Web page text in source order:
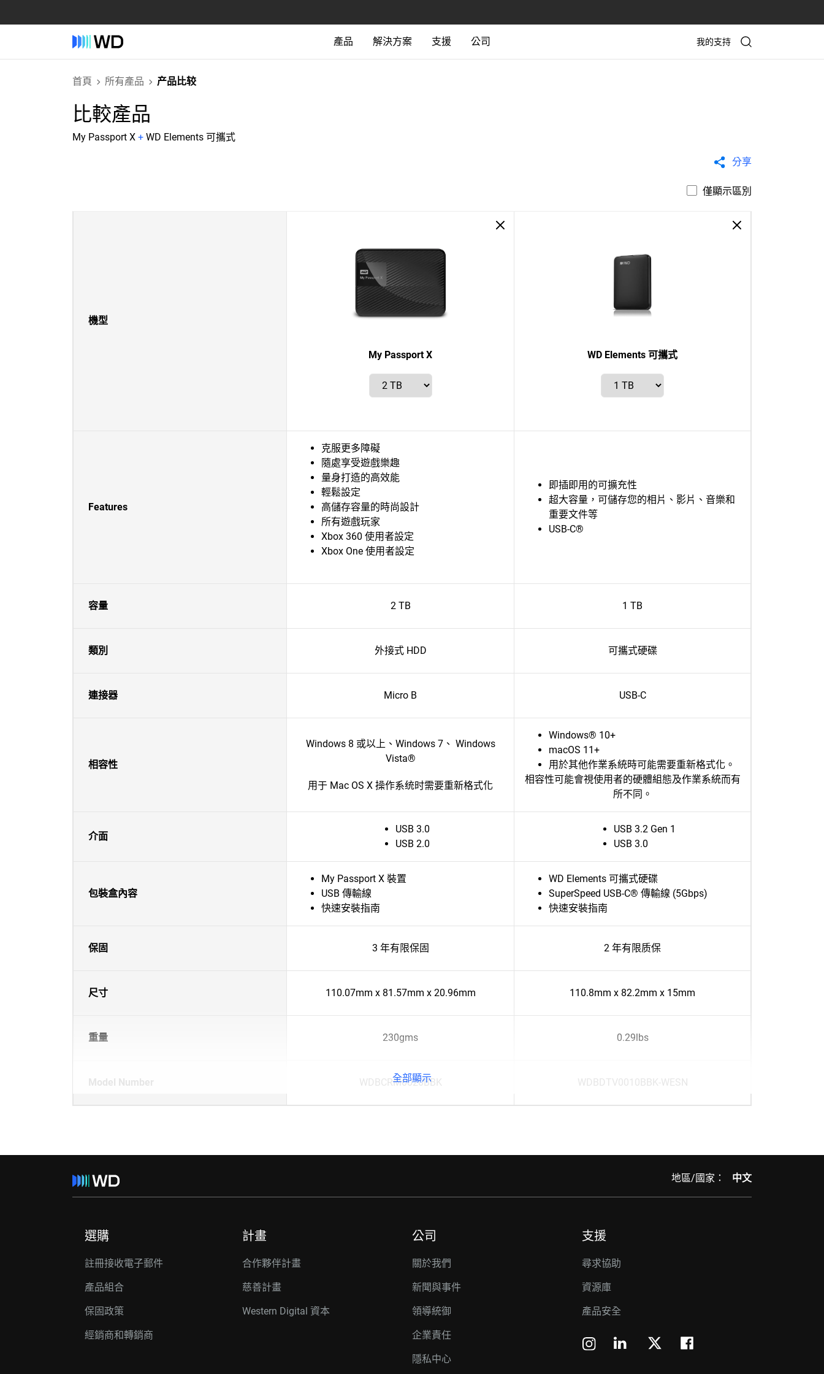
產品 解決方案 支援 公司 我的支持
首頁 所有產品 产品比较
比較產品
My Passport X + WD Elements 可攜式
分享
僅顯示區別
機型
My Passport X WD Elements 可攜式
Features
克服更多障礙
隨處享受遊戲樂趣
量身打造的高效能
輕鬆設定
高儲存容量的時尚設計
所有遊戲玩家
Xbox 360 使用者設定
Xbox One 使用者設定
即插即用的可擴充性
超大容量，可儲存您的相片、影片、音樂和
重要文件等
USB-C®
容量 2 TB 1 TB
類別 外接式 HDD 可攜式硬碟
連接器 Micro B USB-C
相容性
Windows 8 或以上、Windows 7、 Windows
Vista®
用于 Mac OS X 操作系统时需要重新格式化
Windows® 10+
macOS 11+
用於其他作業系統時可能需要重新格式化。
相容性可能會視使用者的硬體組態及作業系統而有
所不同。
介面
USB 3.0
USB 2.0
USB 3.2 Gen 1
USB 3.0
包裝盒內容
My Passport X 裝置
USB 傳輸線
快速安裝指南
WD Elements 可攜式硬碟
SuperSpeed USB-C® 傳輸線 (5Gbps)
快速安裝指南
保固 3 年有限保固 2 年有限质保
尺寸 110.07mm x 81.57mm x 20.96mm 110.8mm x 82.2mm x 15mm
重量 230gms 0.29lbs
Model Number WDBCRM0020BBK WDBDTV0010BBK-WESN
全部顯示
地區/國家： 中文
選購
註冊接收電子郵件
產品組合
保固政策
經銷商和轉銷商
計畫
合作夥伴計畫
慈善計畫
Western Digital 資本
公司
關於我們
新聞與事件
領導統御
企業責任
隱私中心
支援
尋求協助
資源庫
產品安全